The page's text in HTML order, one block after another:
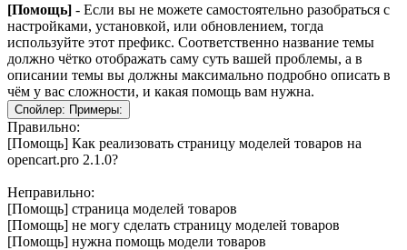
[Помощь] - Если вы не можете самостоятельно разобраться с
настройками, установкой, или обновлением, тогда
используйте этот префикс. Соответственно название темы
должно чётко отображать саму суть вашей проблемы, а в
описании темы вы должны максимально подробно описать в
чём у вас сложности, и какая помощь вам нужна.
Спойлер: Примеры:
Правильно:
[Помощь] Как реализовать страницу моделей товаров на
opencart.pro 2.1.0?
Неправильно:
[Помощь] страница моделей товаров
[Помощь] не могу сделать страницу моделей товаров
[Помощь] нужна помощь модели товаров